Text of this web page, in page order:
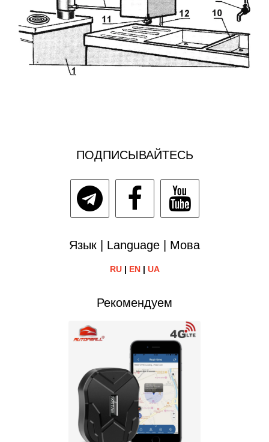
ПОДПИСЫВАЙТЕСЬ
Язык | Language | Мова
RU| EN| UA
Рекомендуем